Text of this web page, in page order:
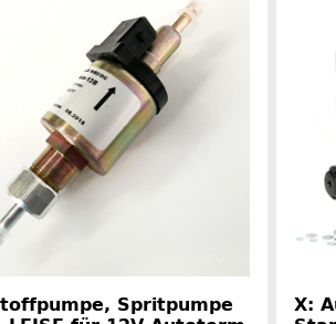
Spritpumpe
X: